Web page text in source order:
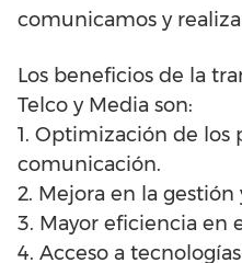
comunicamos y
Los beneficios de la
Telco y Media son:
1. Optimización de los
comunicación.
2. Mejora en la gestión
3. Mayor eficiencia en
4. Acceso a